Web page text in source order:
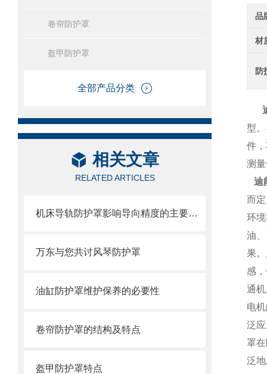
卷帘防护罩
盔甲防护罩
全部产品分类
相关文章
RELATED ARTICLES
机床导轨防护罩影响导向精度的主要因素
万东与您共讨风琴防护罩
油缸防护罩维护保养的必要性
卷帘防护罩的结构及特点
盔甲防护罩特点
品
材
防
型
件
测
迪
而
环境
油
果
感
通
电
泛
罩
泛